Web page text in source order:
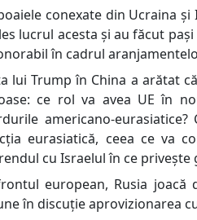
conexate din Ucraina
lucrul acesta și au făcut
în cadrul
lui Trump în China a arătat
ce rol va avea UE în
americano-
eurasiatică, ceea ce va
cu Israelul în ce privește
european, Rusia
în discuție aprovizionarea